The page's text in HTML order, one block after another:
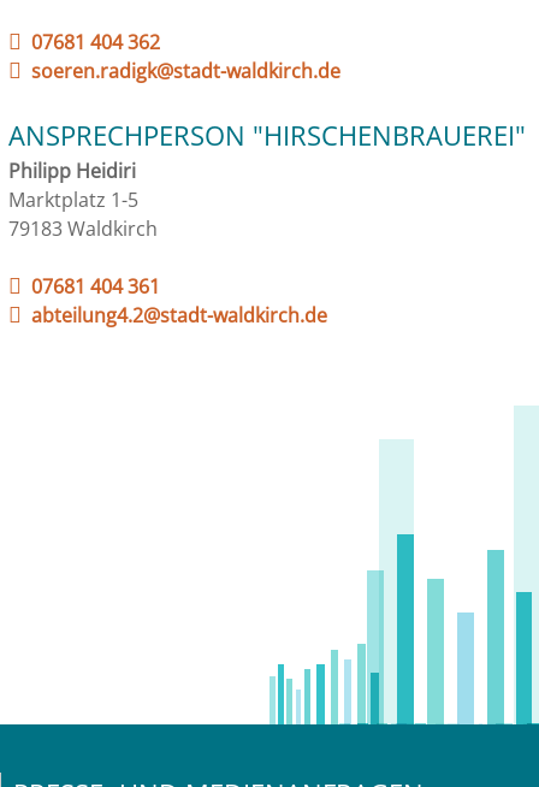
07681 404 362
soeren.radigk@stadt-waldkirch.de
ANSPRECHPERSON "HIRSCHENBRAUEREI"
Philipp Heidiri
Marktplatz 1-5
79183 Waldkirch
07681 404 361
abteilung4.2@stadt-waldkirch.de